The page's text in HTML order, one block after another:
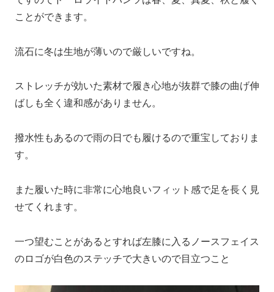
ことができます。
流石に冬は生地が薄いので厳しいですね。
ストレッチが効いた素材で履き心地が抜群で膝の曲げ伸
ばしも全く違和感がありません。
撥水性もあるので雨の日でも履けるので重宝しておりま
す。
また履いた時に非常に心地良いフィット感で足を長く見
せてくれます。
一つ望むことがあるとすれば左膝に入るノースフェイス
のロゴが白色のステッチで大きいので目立つこと